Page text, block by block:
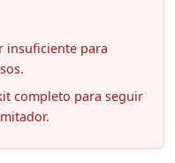
insuficiente para
completo para seguir